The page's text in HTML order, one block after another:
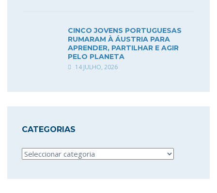
CINCO JOVENS PORTUGUESAS
RUMARAM À ÁUSTRIA PARA
APRENDER, PARTILHAR E AGIR
PELO PLANETA
14 JULHO, 2026
CATEGORIAS
Categorias